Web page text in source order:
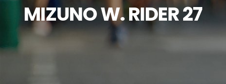
MIZUNO W. RIDER 27